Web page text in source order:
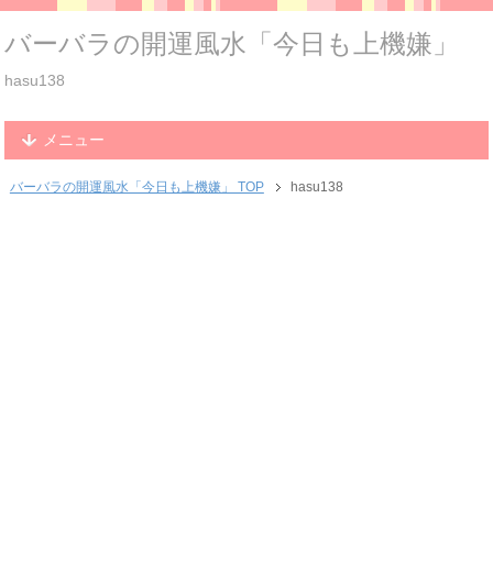
バーバラの開運風水「今日も上機嫌」
hasu138
メニュー
バーバラの開運風水「今日も上機嫌」 TOP hasu138